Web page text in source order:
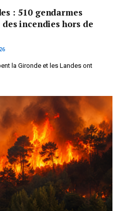
: 510 gendarmes
incendies hors de
la Gironde et les Landes ont